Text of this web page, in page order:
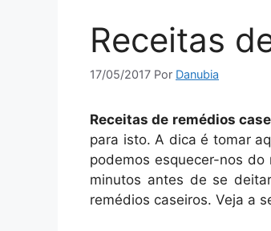
Receitas
17/05/2017 Por Danubia
Receitas de remédios
para isto. A dica é tomar
podemos esquecer-nos
minutos antes de se
remédios caseiros. Veja a